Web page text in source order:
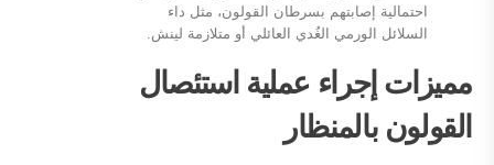
احتمالية إصابتهم بسرطان القولون، مثل داء
السلائل الورمي الغُدي العائلي أو متلازمة لينش.
مميزات إجراء عملية استئصال
القولون بالمنظار